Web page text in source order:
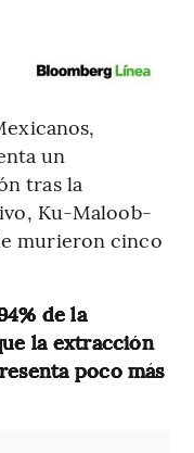
un
tras la
Ku-Maloob-
murieron cinco
de la
la extracción
poco más